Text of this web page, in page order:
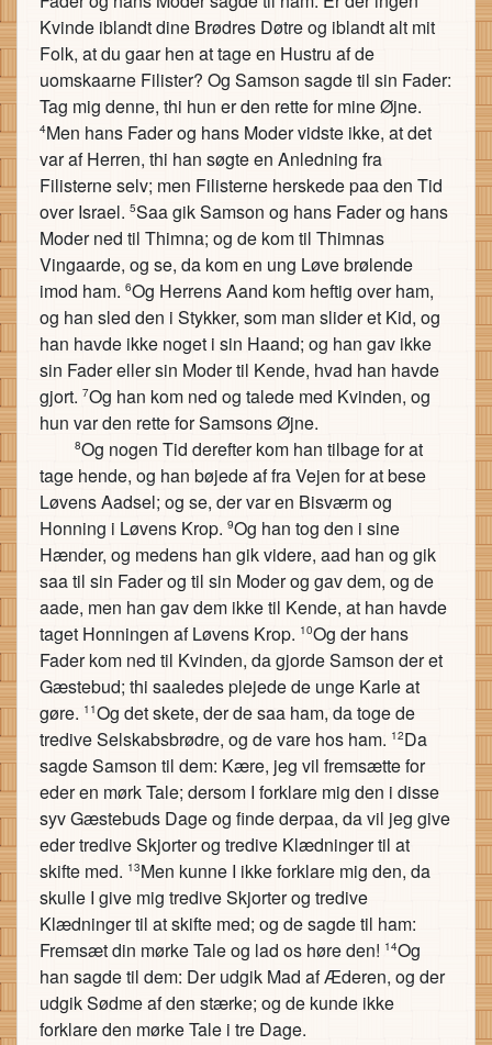
Kvinde iblandt dine Brødres Døtre og iblandt alt mit
Folk, at du gaar hen at tage en Hustru af de
uomskaarne Filister? Og Samson sagde til sin Fader:
Tag mig denne, thi hun er den rette for mine Øjne.
4Men hans Fader og hans Moder vidste ikke, at det
var af Herren, thi han søgte en Anledning fra
Filisterne selv; men Filisterne herskede paa den Tid
over Israel. 5Saa gik Samson og hans Fader og hans
Moder ned til Thimna; og de kom til Thimnas
Vingaarde, og se, da kom en ung Løve brølende
imod ham. 6Og Herrens Aand kom heftig over ham,
og han sled den i Stykker, som man slider et Kid, og
han havde ikke noget i sin Haand; og han gav ikke
sin Fader eller sin Moder til Kende, hvad han havde
gjort. 7Og han kom ned og talede med Kvinden, og
hun var den rette for Samsons Øjne.
8Og nogen Tid derefter kom han tilbage for at
tage hende, og han bøjede af fra Vejen for at bese
Løvens Aadsel; og se, der var en Bisværm og
Honning i Løvens Krop. 9Og han tog den i sine
Hænder, og medens han gik videre, aad han og gik
saa til sin Fader og til sin Moder og gav dem, og de
aade, men han gav dem ikke til Kende, at han havde
taget Honningen af Løvens Krop. 10Og der hans
Fader kom ned til Kvinden, da gjorde Samson der et
Gæstebud; thi saaledes plejede de unge Karle at
gøre. 11Og det skete, der de saa ham, da toge de
tredive Selskabsbrødre, og de vare hos ham. 12Da
sagde Samson til dem: Kære, jeg vil fremsætte for
eder en mørk Tale; dersom I forklare mig den i disse
syv Gæstebuds Dage og finde derpaa, da vil jeg give
eder tredive Skjorter og tredive Klædninger til at
skifte med. 13Men kunne I ikke forklare mig den, da
skulle I give mig tredive Skjorter og tredive
Klædninger til at skifte med; og de sagde til ham:
Fremsæt din mørke Tale og lad os høre den! 14Og
han sagde til dem: Der udgik Mad af Æderen, og der
udgik Sødme af den stærke; og de kunde ikke
forklare den mørke Tale i tre Dage.